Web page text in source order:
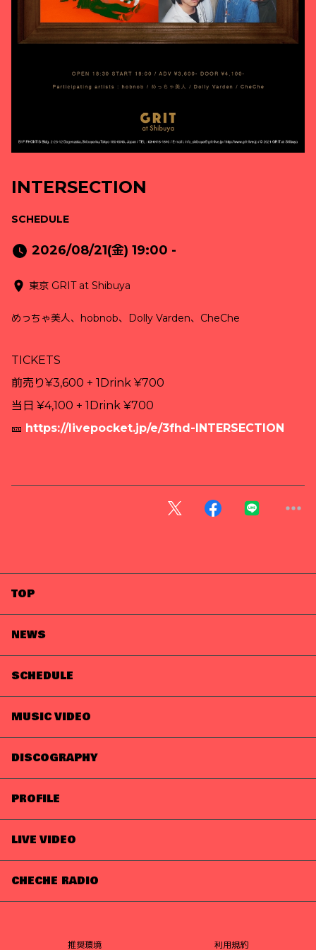
INTERSECTION
SCHEDULE
2026/08/21(金) 19:00 -
東京 GRIT at Shibuya
めっちゃ美人、hobnob、Dolly Varden、CheChe
TICKETS
前売り¥3,600 + 1Drink ¥700
当日 ¥4,100 + 1Drink ¥700
🎫 https://livepocket.jp/e/3fhd-INTERSECTION
TOP
NEWS
SCHEDULE
MUSIC VIDEO
DISCOGRAPHY
PROFILE
LIVE VIDEO
CHECHE RADIO
推奨環境 利用規約